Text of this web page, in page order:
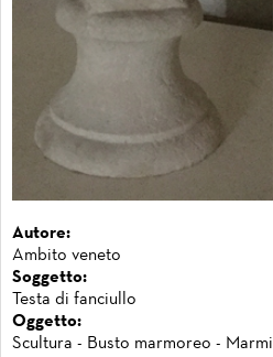
Autore:
Ambito veneto
Soggetto:
Testa di fanciullo
Oggetto:
Scultura - Busto marmoreo - Marmi